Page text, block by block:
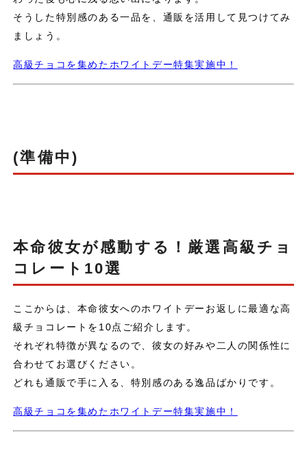
そうした特別感のある一品を、通販を活用して見つけてみ
ましょう。
高級チョコを集めたホワイトデー特集実施中！
(準備中)
本命彼女が感動する！厳選高級チョ
コレート10選
ここからは、本命彼女へのホワイトデーお返しに最適な高
級チョコレートを10点ご紹介します。
それぞれ特徴が異なるので、彼女の好みや二人の関係性に
合わせてお選びください。
どれも通販で手に入る、特別感のある逸品ばかりです。
高級チョコを集めたホワイトデー特集実施中！